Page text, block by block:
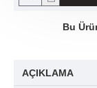
Bu
AÇIKLAMA